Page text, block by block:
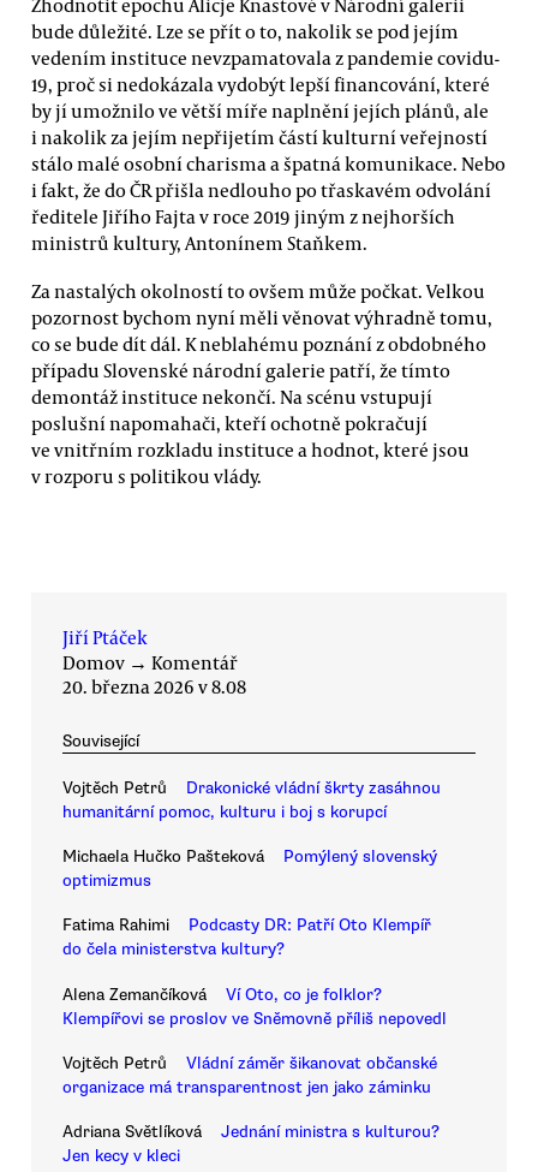
Zhodnotit epochu Alicje Knastové v Národní galerii
bude důležité. Lze se přít o to, nakolik se pod jejím
vedením instituce nevzpamatovala z pandemie covidu-
19, proč si nedokázala vydobýt lepší financování, které
by jí umožnilo ve větší míře naplnění jejích plánů, ale
i nakolik za jejím nepřijetím částí kulturní veřejností
stálo malé osobní charisma a špatná komunikace. Nebo
i fakt, že do ČR přišla nedlouho po třaskavém odvolání
ředitele Jiřího Fajta v roce 2019 jiným z nejhorších
ministrů kultury, Antonínem Staňkem.
Za nastalých okolností to ovšem může počkat. Velkou
pozornost bychom nyní měli věnovat výhradně tomu,
co se bude dít dál. K neblahému poznání z obdobného
případu Slovenské národní galerie patří, že tímto
demontáž instituce nekončí. Na scénu vstupují
poslušní napomahači, kteří ochotně pokračují
ve vnitřním rozkladu instituce a hodnot, které jsou
v rozporu s politikou vlády.
Jiří Ptáček
Domov → Komentář
20. března 2026 v 8.08
Související
Vojtěch Petrů
Drakonické vládní škrty zasáhnou
humanitární pomoc, kulturu i boj s korupcí
Michaela Hučko Pašteková
Pomýlený slovenský
optimizmus
Fatima Rahimi
Podcasty DR: Patří Oto Klempíř
do čela ministerstva kultury?
Alena Zemančíková
Ví Oto, co je folklor?
Klempířovi se proslov ve Sněmovně příliš nepovedl
Vojtěch Petrů
Vládní záměr šikanovat občanské
organizace má transparentnost jen jako záminku
Adriana Světlíková
Jednání ministra s kulturou?
Jen kecy v kleci